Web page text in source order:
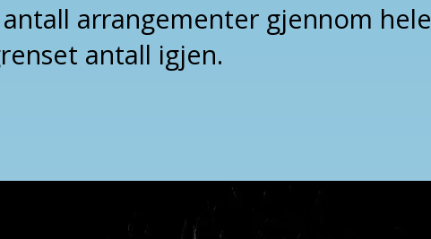
arrangementer gjennom hele
antall igjen.